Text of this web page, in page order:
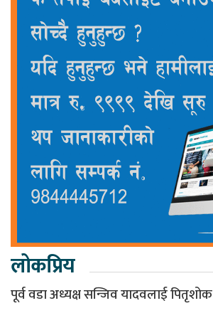
लोकप्रिय
पूर्व वडा अध्यक्ष सन्जिव यादवलाई पितृशोक